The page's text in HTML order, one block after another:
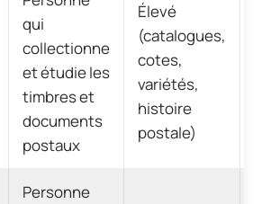
qui
collectionne
et étudie les
timbres et
documents
postaux
Élevé
(catalogues,
cotes,
variétés,
histoire
postale)
Personne